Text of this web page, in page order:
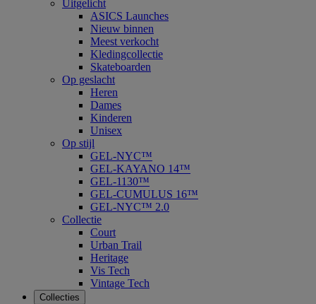
Uitgelicht
ASICS Launches
Nieuw binnen
Meest verkocht
Kledingcollectie
Skateboarden
Op geslacht
Heren
Dames
Kinderen
Unisex
Op stijl
GEL-NYC™
GEL-KAYANO 14™
GEL-1130™
GEL-CUMULUS 16™
GEL-NYC™ 2.0
Collectie
Court
Urban Trail
Heritage
Vis Tech
Vintage Tech
Collecties